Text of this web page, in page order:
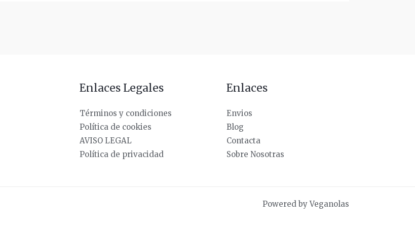
Enlaces Legales
Términos y condiciones
Política de cookies
AVISO LEGAL
Política de privacidad
Enlaces
Envios
Blog
Contacta
Sobre Nosotras
Powered by Veganolas